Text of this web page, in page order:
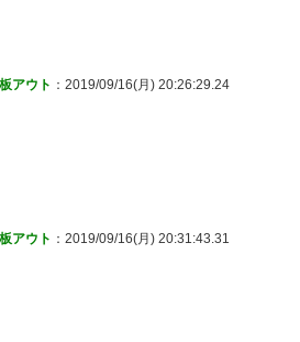
アウト ：2019/09/16(月) 20:26:29.24
アウト ：2019/09/16(月) 20:31:43.31